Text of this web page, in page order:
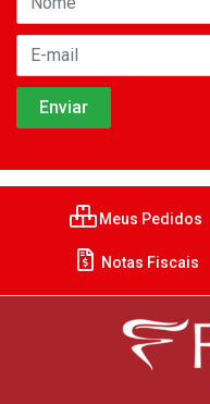
Meus Pedidos
Notas Fiscais